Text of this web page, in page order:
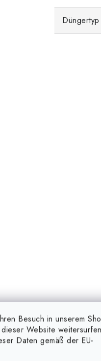
Besuch in unserem
Website
Daten gemäß der EU-
Düngertyp